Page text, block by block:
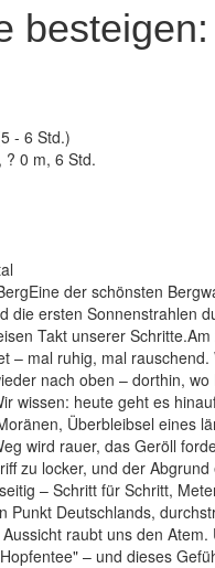
- 6 Std.)
? 0 m, 6 Std.
der schönsten
ersten Sonnenstrahlen
Takt unserer
– mal ruhig, mal
nach oben – dorthin,
wissen: heute geht es
Überbleibsel eines
wird rauer, das Geröll
zu locker, und der
– Schritt für Schritt,
Deutschlands,
raubt uns den
– und dieses